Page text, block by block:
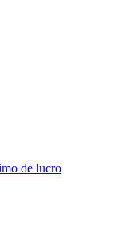
de lucro